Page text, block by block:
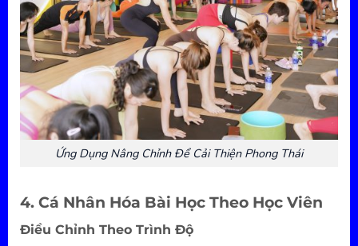
Ứng Dụng Nâng Chỉnh Để Cải Thiện Phong Thái
4. Cá Nhân Hóa Bài Học Theo Học Viên
Điều Chỉnh Theo Trình Độ